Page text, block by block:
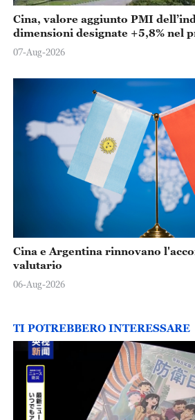
Cina, valore aggiunto PMI
dimensioni designate +5,8% nel
07-Aug-2026
Cina e Argentina rinnovano
valutario
06-Aug-2026
TI POTREBBERO INTERESSARE